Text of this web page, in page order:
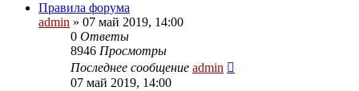
Правила форума
admin » 07 май 2019, 14:00
0 Ответы
8946 Просмотры
Последнее сообщение admin
07 май 2019, 14:00